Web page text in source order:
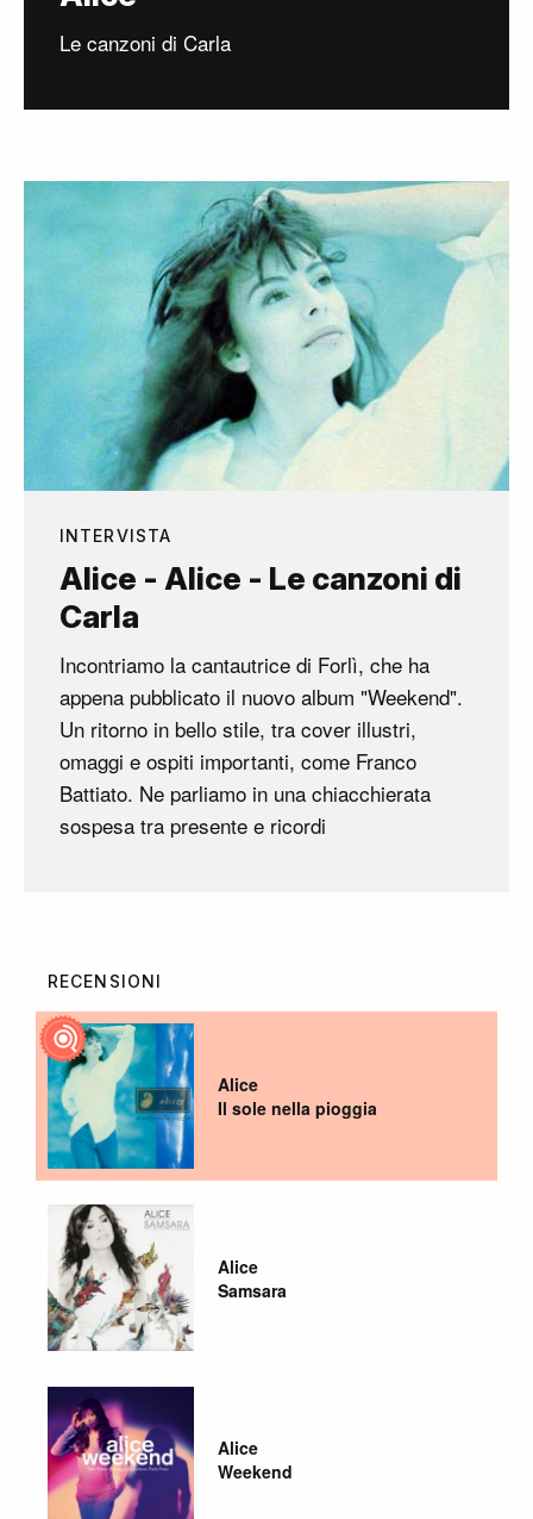
Le canzoni di Carla
INTERVISTA
Alice - Alice - Le canzoni di
Carla
Incontriamo la cantautrice di Forlì, che ha
appena pubblicato il nuovo album "Weekend".
Un ritorno in bello stile, tra cover illustri,
omaggi e ospiti importanti, come Franco
Battiato. Ne parliamo in una chiacchierata
sospesa tra presente e ricordi
RECENSIONI
Alice
Il sole nella pioggia
Alice
Samsara
Alice
Weekend